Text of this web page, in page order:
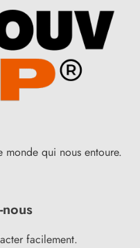
qui nous entoure.
facilement.